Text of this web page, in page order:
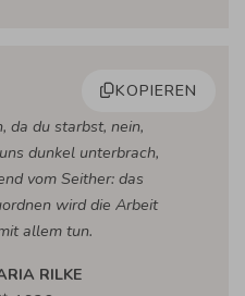
KOPIEREN
da du starbst, nein,
dunkel unterbrach,
vom Seither: das
wird die Arbeit
allem tun.
RILKE